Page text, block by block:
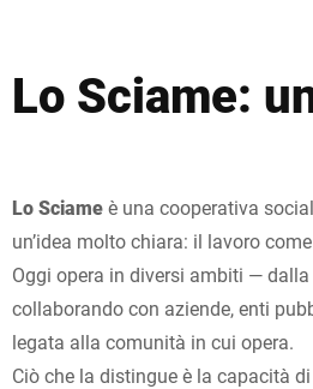
Lo Sciame:
Lo Sciameè una cooperativa
un’idea molto chiara: il lavoro come
Oggi opera in diversi ambiti —
collaborando con aziende, enti
legata alla comunità in cui opera.
Ciò che la distingue è la capacità di